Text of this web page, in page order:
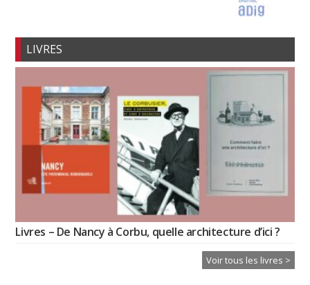
LIVRES
Livres – De Nancy à Corbu, quelle architecture d’ici ?
Voir tous les livres >